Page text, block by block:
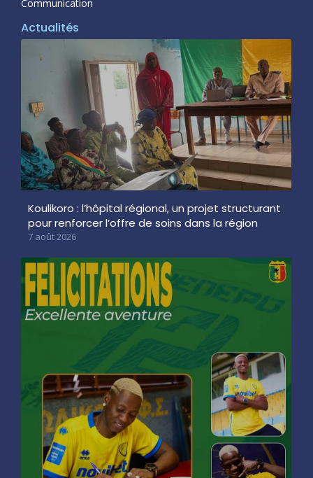
Communication
Actualités
Koulikoro : l’hôpital régional, un projet structurant
pour renforcer l’offre de soins dans la région
7 août 2026